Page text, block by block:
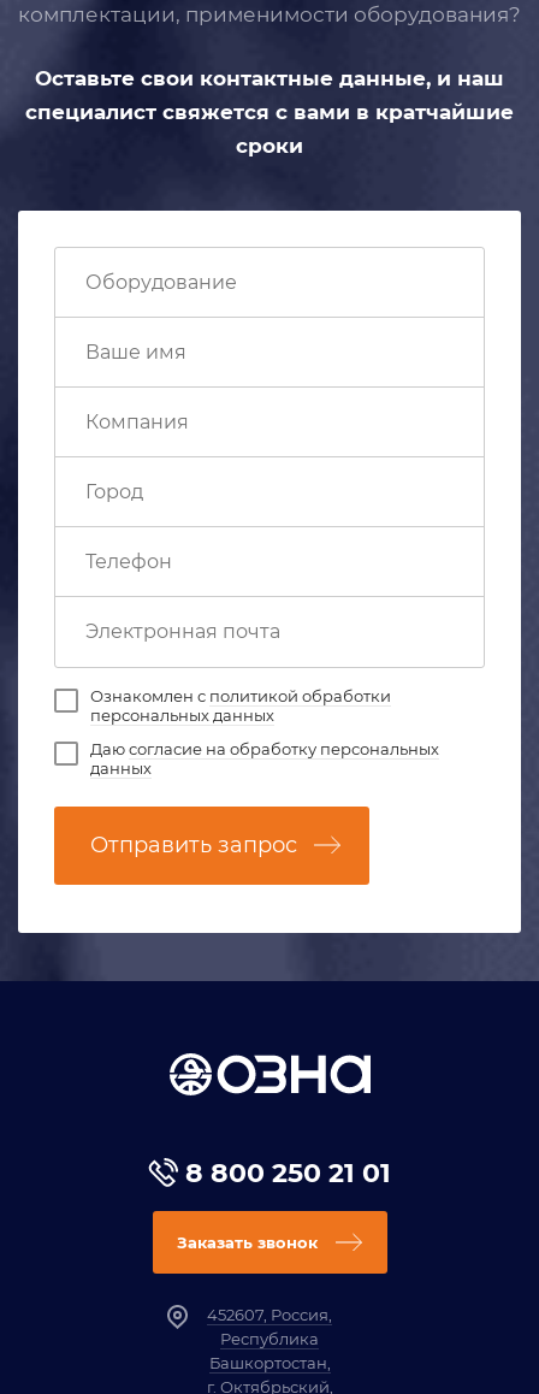
комплектации, применимости оборудования?
Оставьте свои контактные данные, и наш
специалист свяжется с вами в кратчайшие
сроки
Ознакомлен с политикой обработки
персональных данных
Даюсогласие на обработку персональных
данных
Отправить запрос
8 800 250 21 01
Заказать звонок
452607, Россия,
Республика
Башкортостан,
г. Октябрьский,